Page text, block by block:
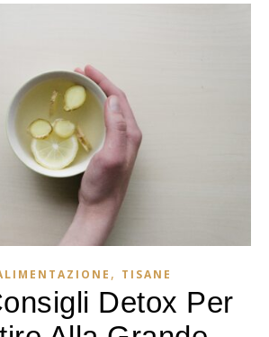
, TISANE
Detox Per